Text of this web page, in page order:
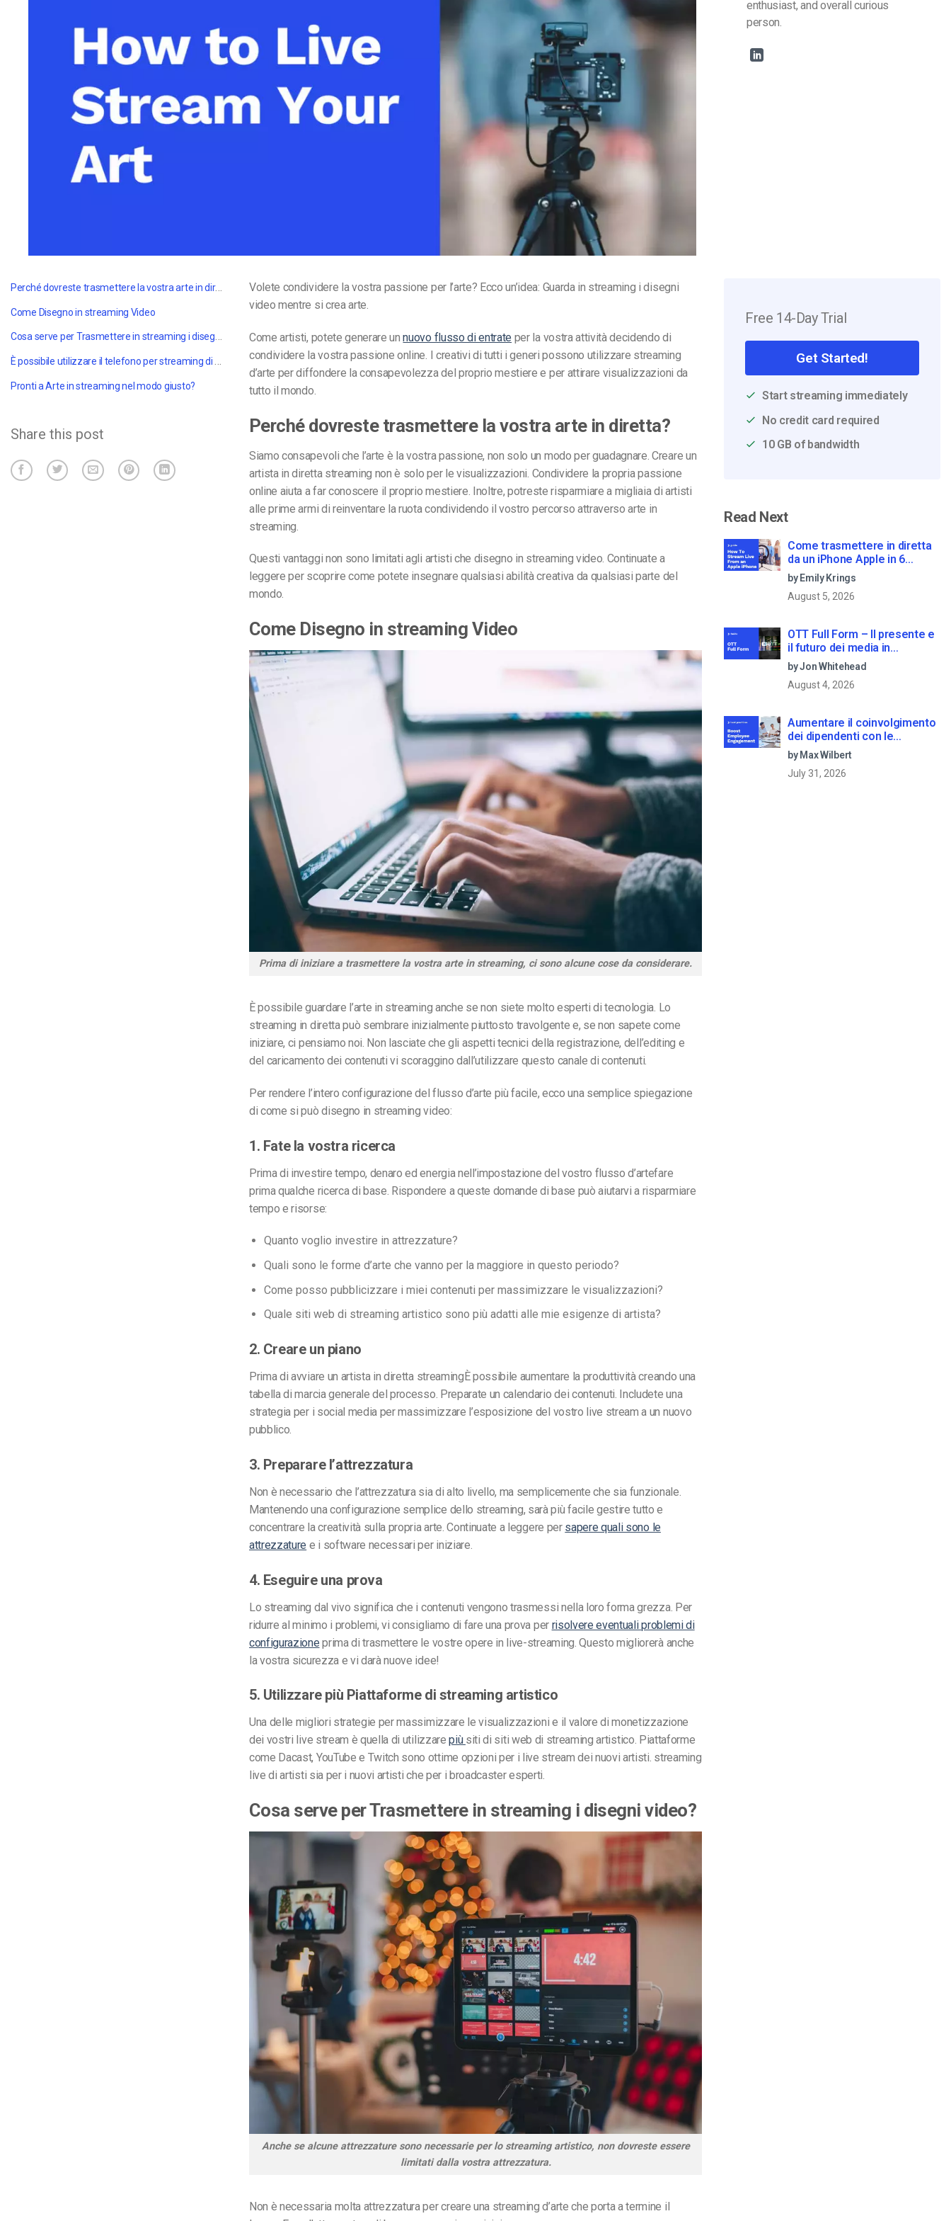
Privacy e Sicurezza
Video Marketing
enthusiast, and overall curious
person.
Perché dovreste trasmettere la vostra arte in diretta?
Come Disegno in streaming Video
Cosa serve perTrasmettere in streaming i disegni video?
È possibile utilizzare il telefono perstreaming di disegni video?
Pronti aArte in streamingnel modo giusto?
Share this post
Volete condividere la vostra passione per l’arte? Ecco un’idea: Guarda in streaming i disegni
video mentre si crea arte.
Come artisti, potete generare unnuovo flusso di entrate per la vostra attività decidendo di
condividere la vostra passione online. I creativi di tutti i generi possono utilizzare streaming
d’arte per diffondere la consapevolezza del proprio mestiere e per attirare visualizzazioni da
tutto il mondo.
Perché dovreste trasmettere la vostra arte in diretta?
Siamo consapevoli che l’arte è la vostra passione, non solo un modo per guadagnare. Creare un
artista in diretta streaming non è solo per le visualizzazioni. Condividere la propria passione
online aiuta a far conoscere il proprio mestiere. Inoltre, potreste risparmiare a migliaia di artisti
alle prime armi di reinventare la ruota condividendo il vostro percorso attraversoarte in
streaming
Questi vantaggi non sono limitati agli artisti che disegno in streaming video. Continuate a
leggere per scoprire come potete insegnare qualsiasi abilità creativa da qualsiasi parte del
mondo.
Come Disegno in streaming Video
Prima di iniziare a trasmettere la vostra arte in streaming, ci sono alcune cose da considerare.
È possibileguardare l’arte in streaming anche se non siete molto esperti di tecnologia. Lo
streaming in diretta può sembrare inizialmente piuttosto travolgente e, se non sapete come
iniziare, ci pensiamo noi. Non lasciate che gli aspetti tecnici della registrazione, dell’editing e
del caricamento dei contenuti vi scoraggino dall’utilizzare questo canale di contenuti.
Per rendere l’interoconfigurazione del flusso d’arte più facile, ecco una semplice spiegazione
di come si puòdisegno in streaming video:
1. Fate la vostra ricerca
Prima di investire tempo, denaro ed energia nell’impostazione del vostro flusso d’artefare
prima qualche ricerca di base. Rispondere a queste domande di base può aiutarvi a risparmiare
tempo e risorse:
Quanto voglio investire in attrezzature?
Quali sono le forme d’arte che vanno per la maggiore in questo periodo?
Come posso pubblicizzare i miei contenuti per massimizzare le visualizzazioni?
Quale siti web di streaming artistico sono più adatti alle mie esigenze di artista?
2. Creare un piano
Prima di avviare un artista in diretta streamingÈ possibile aumentare la produttività creando una
tabella di marcia generale del processo. Preparate un calendario dei contenuti. Includete una
strategia per i social media per massimizzare l’esposizione del vostro live stream a un nuovo
pubblico.
3. Preparare l’attrezzatura
Non è necessario che l’attrezzatura sia di alto livello, ma semplicemente che sia funzionale.
Mantenendo una configurazione semplice dello streaming, sarà più facile gestire tutto e
concentrare la creatività sulla propria arte. Continuate a leggere per sapere quali sono le
attrezzature e i software necessari per iniziare.
4. Eseguire una prova
Lo streaming dal vivo significa che i contenuti vengono trasmessi nella loro forma grezza. Per
ridurre al minimo i problemi, vi consigliamo di fare una prova per risolvere eventuali problemi di
configurazione prima di trasmettere le vostre opere in live-streaming. Questo migliorerà anche
la vostra sicurezza e vi darà nuove idee!
5. Utilizzare più Piattaforme di streaming artistico
Una delle migliori strategie per massimizzare le visualizzazioni e il valore di monetizzazione
dei vostri live stream è quella di utilizzarepiù siti di siti web di streaming artistico. Piattaforme
come Dacast, YouTube e Twitch sono ottime opzioni per i live stream dei nuovi artisti. streaming
live di artisti sia per i nuovi artisti che per i broadcaster esperti.
Cosa serve perTrasmettere in streaming i disegni video?
Anche se alcune attrezzature sono necessarie per lo streaming artistico, non dovreste essere
limitati dalla vostra attrezzatura.
Non è necessaria molta attrezzatura per creare una streaming d’arte che porta a termine il
Free 14-Day Trial
Get Started!
Start streaming immediately
No credit card required
10 GB of bandwidth
Read Next
Come trasmettere in diretta
da un iPhone Apple in 6
semplici passi
by Emily Krings
August 5, 2026
OTT Full Form – Il presente e
il futuro dei media in
streaming
by Jon Whitehead
August 4, 2026
Aumentare il coinvolgimento
dei dipendenti con le
comunicazioni aziendali in
live streaming
by Max Wilbert
July 31, 2026